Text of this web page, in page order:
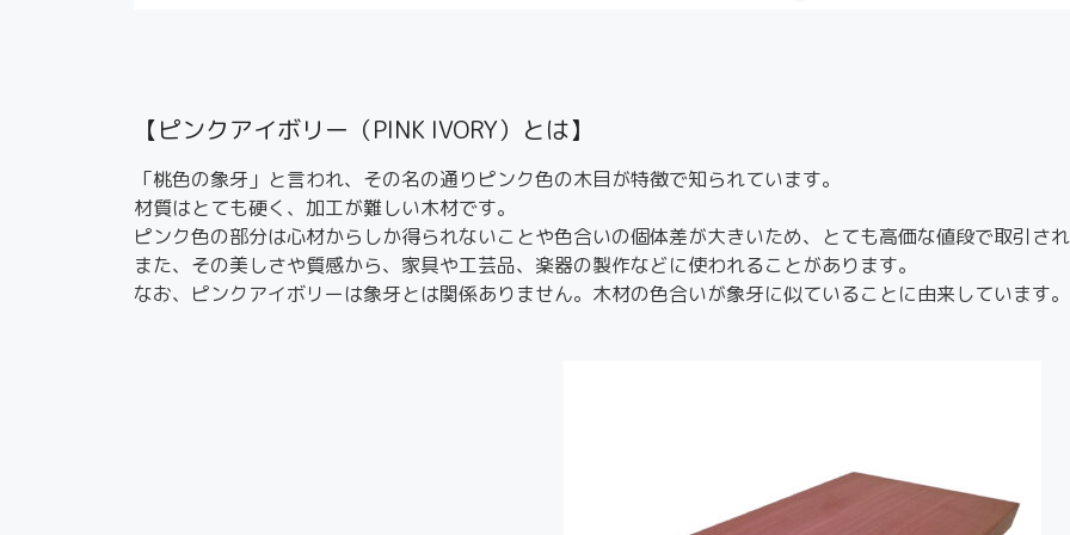
【ピンクアイボリー（PINK IVORY）とは】
「桃色の象牙」と言われ、その名の通りピンク色の木目が特徴で知られています。
材質はとても硬く、加工が難しい木材です。
ピンク色の部分は心材からしか得られないことや色合いの個体差が大きいため、とても高価な値段で取引さ
また、その美しさや質感から、家具や工芸品、楽器の製作などに使われることがあります。
なお、ピンクアイボリーは象牙とは関係ありません。木材の色合いが象牙に似ていることに由来しています。